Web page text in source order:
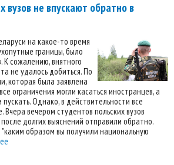
вузов не впускают обратно в
на какое-то время
границы, было
К сожалению, внятного
не удалось добиться. По
которая была заявлена
ограничения могли касаться иностранцев, а
Однако, в действительности все
Вчера вечером студентов польских вузов
долгих выяснений отправили обратно.
образом вы получили национальную